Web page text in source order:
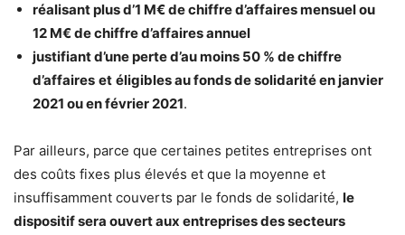
réalisant plus d’1 M€ de chiffre d’affaires mensuel ou
12 M€ de chiffre d’affaires annuel
justifiant d’une perte d’au moins 50 % de chiffre
d’affaires et éligibles au fonds de solidarité en janvier
2021 ou en février 2021.
Par ailleurs, parce que certaines petites entreprises ont
des coûts fixes plus élevés et que la moyenne et
insuffisamment couverts par le fonds de solidarité, le
dispositif sera ouvert aux entreprises des secteurs